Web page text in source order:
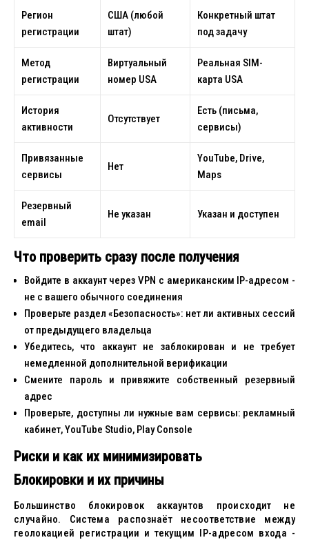
Регион
регистрации
США (любой
штат)
Конкретный штат
под задачу
Метод
регистрации
Виртуальный
номер USA
Реальная SIM-
карта USA
История
активности
Отсутствует
Есть (письма,
сервисы)
Привязанные
сервисы
Нет
YouTube, Drive,
Maps
Резервный
email
Не указан Указан и доступен
Что проверить сразу после получения
Войдите в аккаунт через VPN с американским IP-адресом -
не с вашего обычного соединения
Проверьте раздел «Безопасность»: нет ли активных сессий
от предыдущего владельца
Убедитесь, что аккаунт не заблокирован и не требует
немедленной дополнительной верификации
Смените пароль и привяжите собственный резервный
адрес
Проверьте, доступны ли нужные вам сервисы: рекламный
кабинет, YouTube Studio, Play Console
Риски и как их минимизировать
Блокировки и их причины
Большинство блокировок аккаунтов происходит не
случайно. Система распознаёт несоответствие между
геолокацией регистрации и текущим IP-адресом входа -